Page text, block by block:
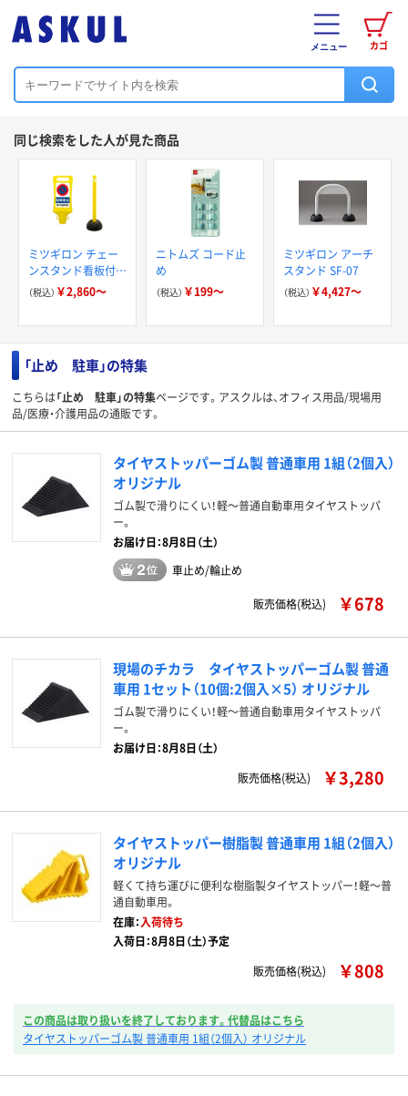
カゴ
メニュー
同じ検索をした人が見た商品
ミツギロン チェー
ンスタンド看板付セ
ット
（税込） ￥2,860～
ニトムズ コード止
め
（税込） ￥199～
ミツギロン アーチ
スタンド SF-07
（税込） ￥4,427～
「止め 駐車」の特集
こちらは「止め 駐車」の特集ページです。アスクルは、オフィス用品/現場用
品/医療・介護用品の通販です。
タイヤストッパーゴム製 普通車用 1組（2個入）
オリジナル
ゴム製で滑りにくい！軽～普通自動車用タイヤストッパ
ー。
お届け日：8月8日（土）
車止め/輪止め
販売価格(税込) ￥678
現場のチカラ タイヤストッパーゴム製 普通
車用 1セット（10個:2個入×5） オリジナル
ゴム製で滑りにくい！軽～普通自動車用タイヤストッパ
ー。
お届け日：8月8日（土）
販売価格(税込)
￥3,280
タイヤストッパー樹脂製 普通車用 1組（2個入）
オリジナル
軽くて持ち運びに便利な樹脂製タイヤストッパー！軽～普
通自動車用。
在庫：入荷待ち
入荷日：8月8日（土）予定
販売価格(税込)
￥808
この商品は取り扱いを終了しております。代替品はこちら
タイヤストッパーゴム製 普通車用 1組（2個入） オリジナル